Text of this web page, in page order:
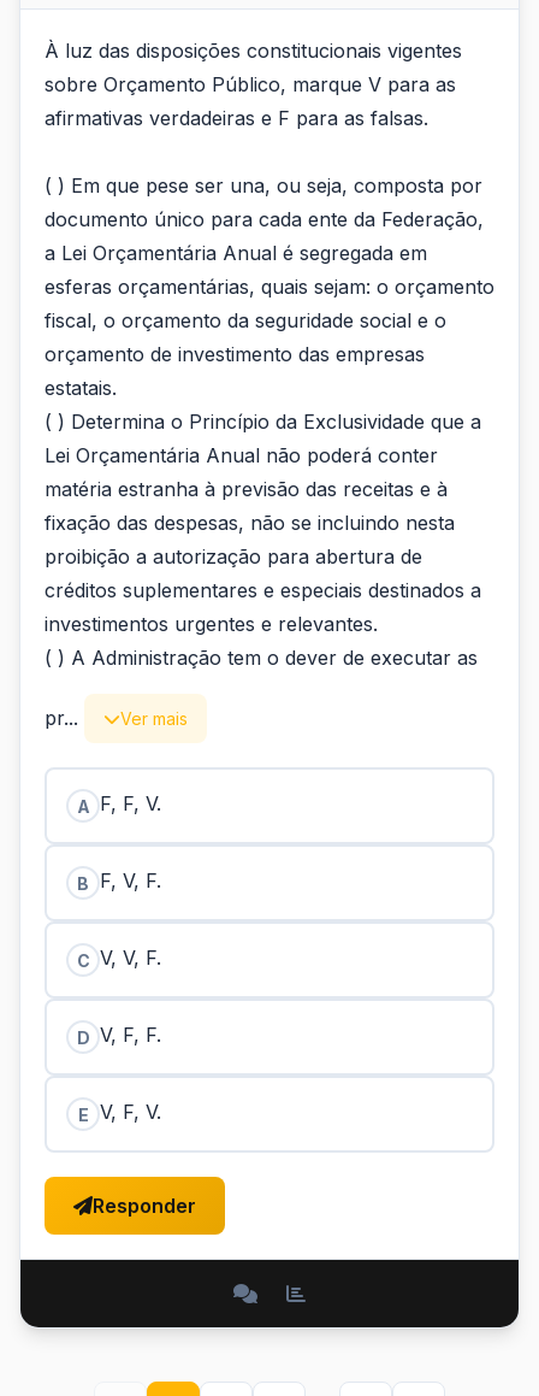
À luz das disposições constitucionais vigentes
sobre Orçamento Público, marque V para as
afirmativas verdadeiras e F para as falsas.
( ) Em que pese ser una, ou seja, composta por
documento único para cada ente da Federação,
a Lei Orçamentária Anual é segregada em
esferas orçamentárias, quais sejam: o orçamento
fiscal, o orçamento da seguridade social e o
orçamento de investimento das empresas
estatais.
( ) Determina o Princípio da Exclusividade que a
Lei Orçamentária Anual não poderá conter
matéria estranha à previsão das receitas e à
fixação das despesas, não se incluindo nesta
proibição a autorização para abertura de
créditos suplementares e especiais destinados a
investimentos urgentes e relevantes.
( ) A Administração tem o dever de executar as
pr... Ver mais
A F, F, V.
B F, V, F.
C V, V, F.
D V, F, F.
E V, F, V.
Responder